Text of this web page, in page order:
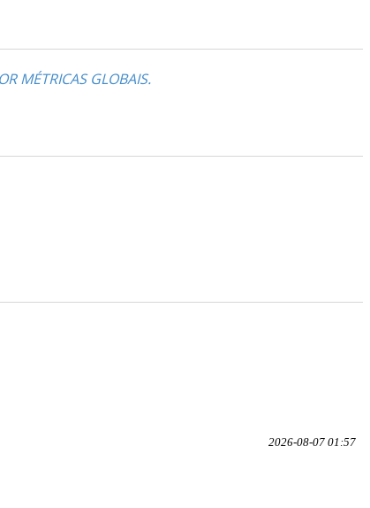
MÉTRICAS GLOBAIS.
2026-08-07 01:57